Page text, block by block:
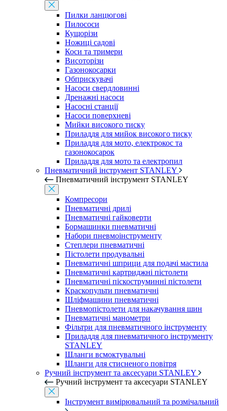
Пилки ланцюгові
Пилососи
Кущорізи
Ножиці садові
Коси та тримери
Висоторізи
Газонокосарки
Обприскувачі
Насоси свердловинні
Дренажні насоси
Насосні станції
Насоси поверхневі
Мийки високого тиску
Приладдя для мийок високого тиску
Приладдя для мото, електрокос та
газонокосарок
Приладдя для мото та електропил
Пневматичний інструмент STANLEY
Пневматичний інструмент STANLEY
Компресори
Пневматичні дрилі
Пневматичні гайковерти
Бормашинки пневматичні
Набори пневмоінструменту
Степлери пневматичні
Пістолети продувальні
Пневматичні шприци для подачі мастила
Пневматичні картриджні пістолети
Пневматичні піскоструминні пістолети
Краскопульти пневматичні
Шліфмашини пневматичні
Пневмопістолети для накачування шин
Пневматичні манометри
Фільтри для пневматичного інструменту
Приладдя для пневматичного інструменту
STANLEY
Шланги всмоктувальні
Шланги для стисненого повітря
Ручний інструмент та аксесуари STANLEY
Ручний інструмент та аксесуари STANLEY
Інструмент вимірювальний та розмічальний